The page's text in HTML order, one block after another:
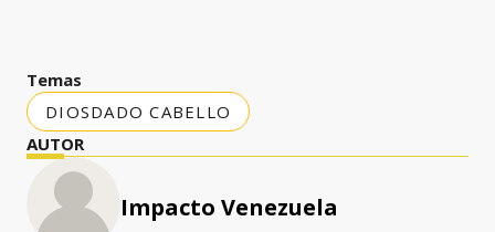
Temas
DIOSDADO CABELLO
AUTOR
Impacto Venezuela